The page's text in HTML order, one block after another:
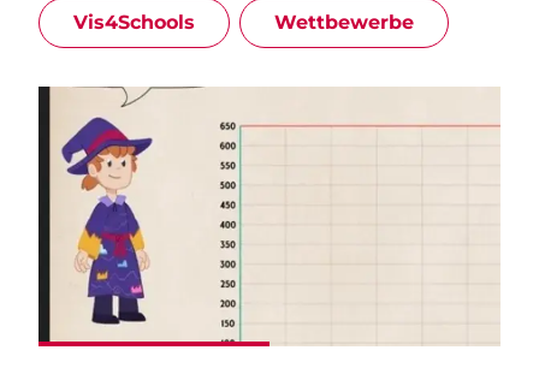
Vis4Schools Wettbewerbe